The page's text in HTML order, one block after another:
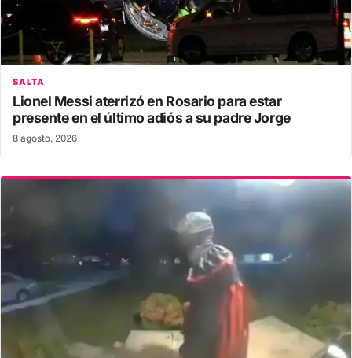
SALTA
Lionel Messi aterrizó en Rosario para estar
presente en el último adiós a su padre Jorge
8 agosto, 2026